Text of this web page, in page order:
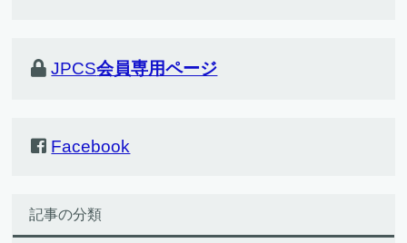
JPCS会員専用ページ
Facebook
記事の分類